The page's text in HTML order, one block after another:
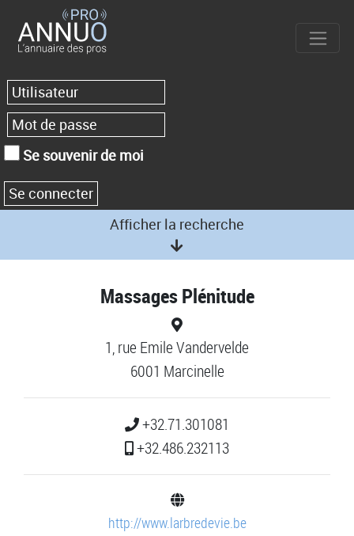
Se souvenir de moi
Afficher la recherche
Massages Plénitude
1, rue Emile Vandervelde
6001 Marcinelle
+32.71.301081
+32.486.232113
http://www.larbredevie.be